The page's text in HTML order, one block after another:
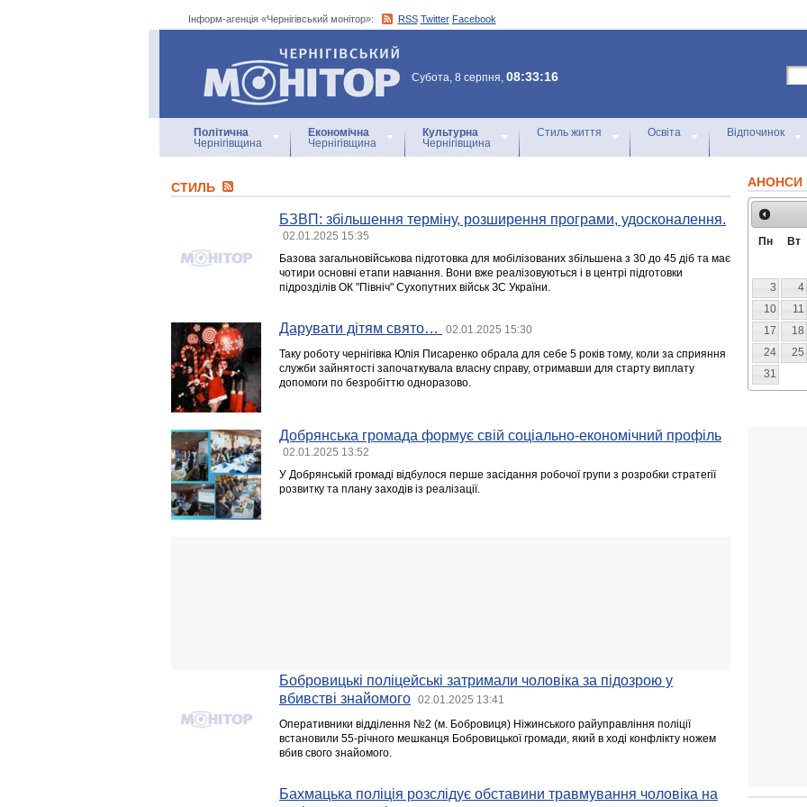
Інформ-агенція «Чернігівський монітор»: RSS Twitter Facebook
Інформ-агенція
«Чернігівський монітор»
Субота, 8 серпня, 08:33:16
Політична
Чернігівщина
Економічна
Чернігівщина
Культурна
Чернігівщина
Стиль життя Освіта Відпочинок
СТИЛЬ
БЗВП: збільшення терміну, розширення програми, удосконалення.
02.01.2025 15:35
Базова загальновійськова підготовка для мобілізованих збільшена з 30 до 45 діб та має
чотири основні етапи навчання. Вони вже реалізовуються і в центрі підготовки
підрозділів ОК "Північ" Сухопутних військ ЗС України.
Дарувати дітям свято… 02.01.2025 15:30
Таку роботу чернігівка Юлія Писаренко обрала для себе 5 років тому, коли за сприяння
служби зайнятості започаткувала власну справу, отримавши для старту виплату
допомоги по безробіттю одноразово.
Добрянська громада формує свій соціально-економічний профіль
02.01.2025 13:52
У Добрянській громаді відбулося перше засідання робочої групи з розробки стратегії
розвитку та плану заходів із реалізації.
Бобровицькі поліцейські затримали чоловіка за підозрою у
вбивстві знайомого
02.01.2025 13:41
Оперативники відділення №2 (м. Бобровиця) Ніжинського райуправління поліції
встановили 55-річного мешканця Бобровицької громади, який в ході конфлікту ножем
вбив свого знайомого.
Бахмацька поліція розслідує обставини травмування чоловіка на
АНОНСИ
Пн Вт
3
4
10
11
17
18
24
25
31